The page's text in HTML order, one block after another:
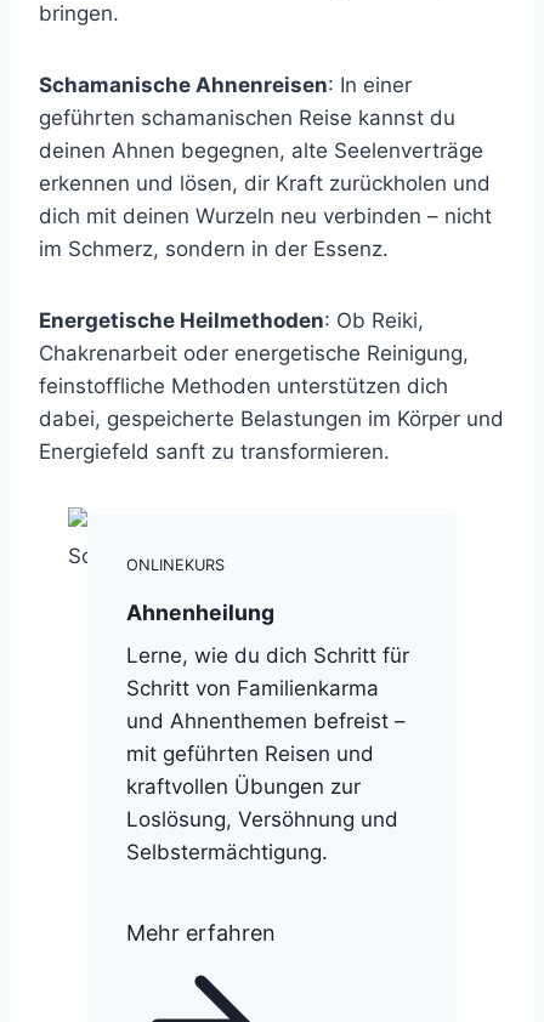
bringen.
Schamanische Ahnenreisen: In einer
geführten schamanischen Reise kannst du
deinen Ahnen begegnen, alte Seelenverträge
erkennen und lösen, dir Kraft zurückholen und
dich mit deinen Wurzeln neu verbinden – nicht
im Schmerz, sondern in der Essenz.
Energetische Heilmethoden: Ob Reiki,
Chakrenarbeit oder energetische Reinigung,
feinstoffliche Methoden unterstützen dich
dabei, gespeicherte Belastungen im Körper und
Energiefeld sanft zu transformieren.
ONLINEKURS
Ahnenheilung
Lerne, wie du dich Schritt für
Schritt von Familienkarma
und Ahnenthemen befreist –
mit geführten Reisen und
kraftvollen Übungen zur
Loslösung, Versöhnung und
Selbstermächtigung.
Mehr erfahren